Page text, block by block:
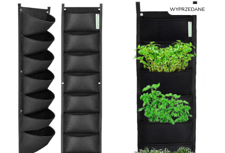
WYPRZEDANE